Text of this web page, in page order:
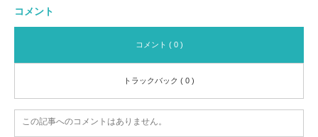
コメント
コメント ( 0 )
トラックバック ( 0 )
この記事へのコメントはありません。